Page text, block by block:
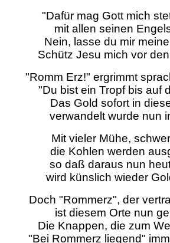
"Dafür mag Gott mich
mit allen seinen
Nein, lasse du mir
Schütz Jesu mich vor
"Romm Erz!" ergrimmt
"Du bist ein Tropf bis auf
Das Gold sofort in
verwandelt wurde nun
Mit vieler Mühe,
die Kohlen werden
so daß daraus nun
wird künslich wieder
Doch "Rommerz", der
ist diesem Orte nun
Die Knappen, die zum
"Bei Rommerz liegend"